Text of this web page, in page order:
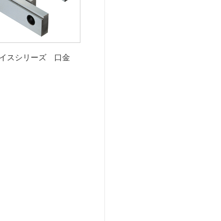
スシリーズ 口金